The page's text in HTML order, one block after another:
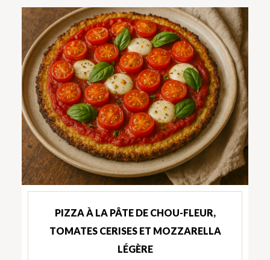
PIZZA À LA PÂTE DE CHOU-FLEUR,
TOMATES CERISES ET MOZZARELLA
LÉGÈRE